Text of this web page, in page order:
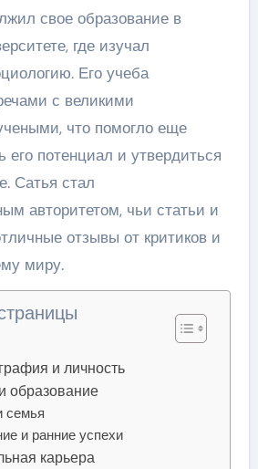
свое образование в
где изучал
Его учеба
с великими
что помогло еще
его потенциал и утвердиться
Сатья стал
авторитетом, чьи статьи и
отзывы от критиков и
миру.
и личность
образование
семья
и ранние успехи
карьера